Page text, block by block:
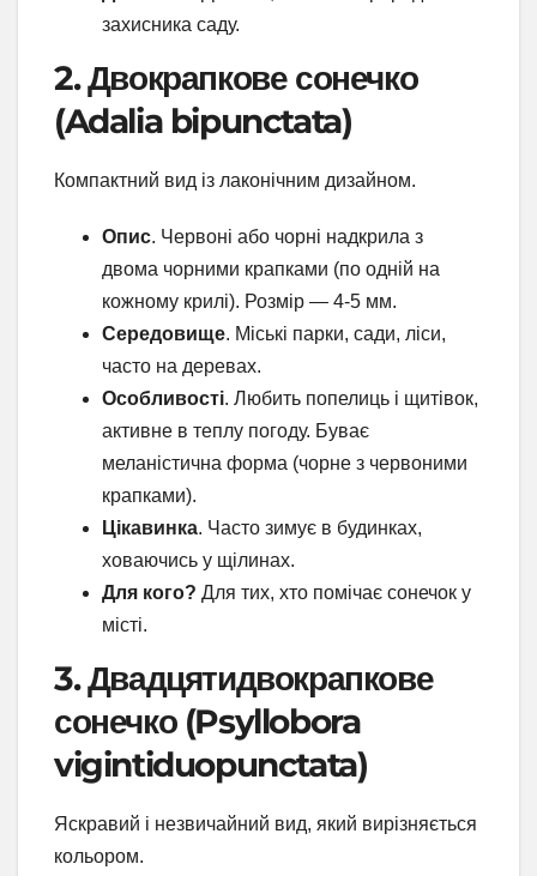
захисника саду.
2. Двокрапкове сонечко
(Adalia bipunctata)
Компактний вид із лаконічним дизайном.
Опис. Червоні або чорні надкрила з
двома чорними крапками (по одній на
кожному крилі). Розмір — 4-5 мм.
Середовище. Міські парки, сади, ліси,
часто на деревах.
Особливості. Любить попелиць і щитівок,
активне в теплу погоду. Буває
меланістична форма (чорне з червоними
крапками).
Цікавинка. Часто зимує в будинках,
ховаючись у щілинах.
Для кого? Для тих, хто помічає сонечок у
місті.
3. Двадцятидвокрапкове
сонечко (Psyllobora
vigintiduopunctata)
Яскравий і незвичайний вид, який вирізняється
кольором.